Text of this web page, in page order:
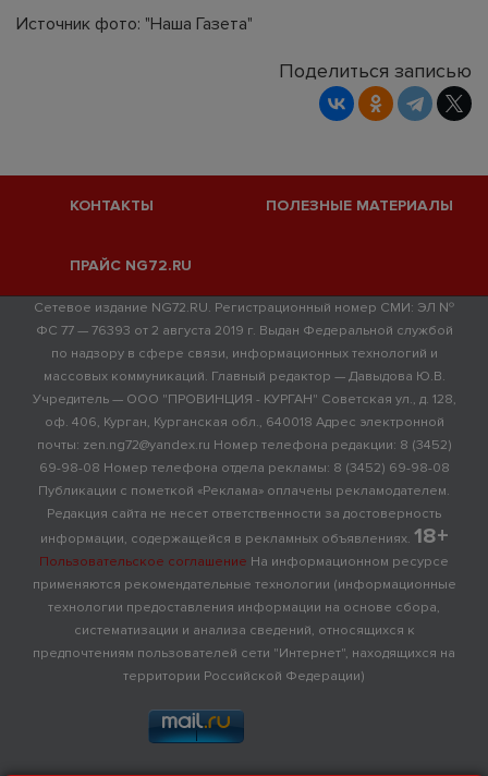
Источник фото: "Наша Газета"
Поделиться записью
КОНТАКТЫ ПОЛЕЗНЫЕ МАТЕРИАЛЫ
ПРАЙС NG72.RU
Сетевое издание NG72.RU. Регистрационный номер СМИ: ЭЛ №
ФС 77 — 76393 от 2 августа 2019 г. Выдан Федеральной службой
по надзору в сфере связи, информационных технологий и
массовых коммуникаций. Главный редактор — Давыдова Ю.В.
Учредитель — ООО "ПРОВИНЦИЯ - КУРГАН" Советская ул., д. 128,
оф. 406, Курган, Курганская обл., 640018 Адрес электронной
почты: zen.ng72@yandex.ru Номер телефона редакции: 8 (3452)
69-98-08 Номер телефона отдела рекламы: 8 (3452) 69-98-08
Публикации с пометкой «Реклама» оплачены рекламодателем.
Редакция сайта не несет ответственности за достоверность
информации, содержащейся в рекламных объявлениях. 18+
Пользовательское соглашение На информационном ресурсе
применяются рекомендательные технологии (информационные
технологии предоставления информации на основе сбора,
систематизации и анализа сведений, относящихся к
предпочтениям пользователей сети "Интернет", находящихся на
территории Российской Федерации)